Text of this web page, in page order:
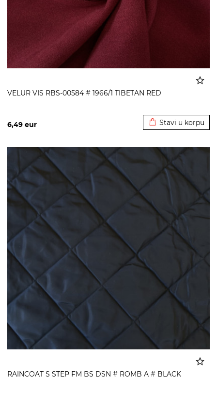
VELUR VIS RBS-00584 # 1966/1 TIBETAN RED
6,49 eur Stavi u korpu
RAINCOAT S STEP FM BS DSN # ROMB A # BLACK